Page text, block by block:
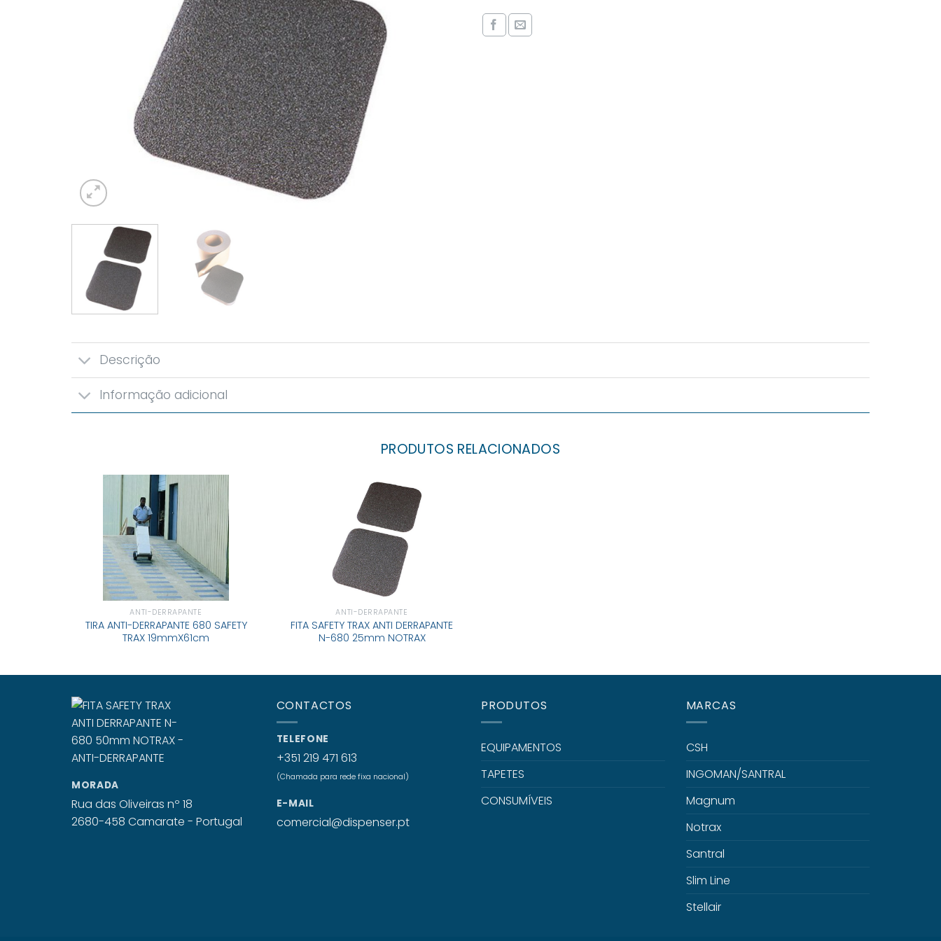
Descrição
Informação adicional
PRODUTOS RELACIONADOS
ANTI-DERRAPANTE
TIRA ANTI-DERRAPANTE 680 SAFETY
TRAX 19mmX61cm
ANTI-DERRAPANTE
FITA SAFETY TRAX ANTI DERRAPANTE
N-680 25mm NOTRAX
MORADA
Rua das Oliveiras nº 18
2680-458 Camarate - Portugal
CONTACTOS
TELEFONE
+351 219 471 613
(Chamada para rede fixa nacional)
E-MAIL
comercial@dispenser.pt
PRODUTOS
EQUIPAMENTOS
TAPETES
CONSUMÍVEIS
MARCAS
CSH
INGOMAN/SANTRAL
Magnum
Notrax
Santral
Slim Line
Stellair